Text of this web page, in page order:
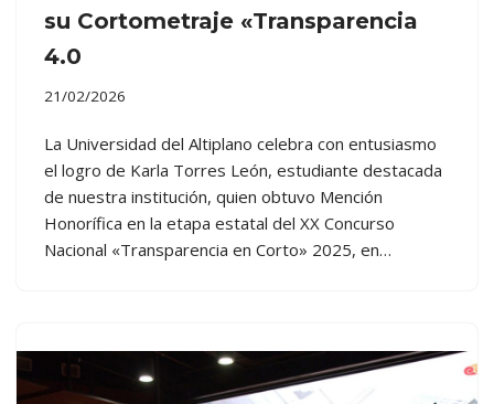
su Cortometraje «Transparencia
4.0
21/02/2026
La Universidad del Altiplano celebra con entusiasmo
el logro de Karla Torres León, estudiante destacada
de nuestra institución, quien obtuvo Mención
Honorífica en la etapa estatal del XX Concurso
Nacional «Transparencia en Corto» 2025, en…